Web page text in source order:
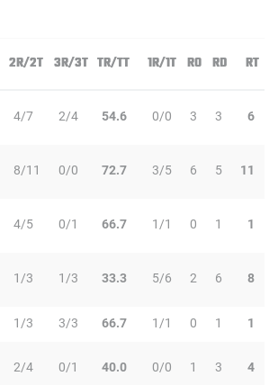
2R/2T 3R/3T TR/TT 1R/1T RO RD RT
4/7 2/4 54.6 0/0 3 3 6
8/11 0/0 72.7 3/5 6 5 11
4/5 0/1 66.7 1/1 0 1 1
1/3 1/3 33.3 5/6 2 6 8
1/3 3/3 66.7 1/1 0 1 1
2/4 0/1 40.0 0/0 1 3 4